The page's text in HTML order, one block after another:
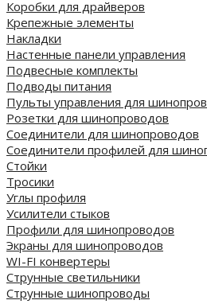
Коробки для драйверов
Крепежные элементы
Накладки
Настенные панели управления
Подвесные комплекты
Подводы питания
Пульты управления для
Розетки для шинопроводов
Соединители для шинопроводов
Соединители профилей для
Стойки
Тросики
Углы профиля
Усилители стыков
Профили для шинопроводов
Экраны для шинопроводов
WI-FI конвертеры
Струнные светильники
Струнные шинопроводы